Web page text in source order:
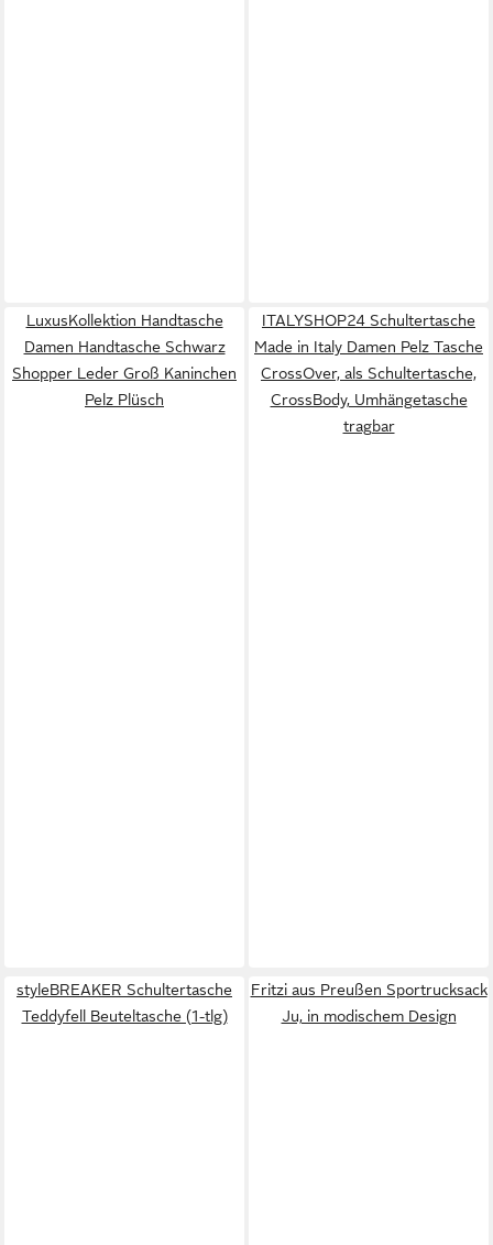
LuxusKollektion Handtasche
Damen Handtasche Schwarz
Shopper Leder Groß Kaninchen
Pelz Plüsch
ITALYSHOP24 Schultertasche
Made in Italy Damen Pelz Tasche
CrossOver, als Schultertasche,
CrossBody, Umhängetasche
tragbar
styleBREAKER Schultertasche
Teddyfell Beuteltasche (1-tlg)
Fritzi aus Preußen Sportrucksack
Ju, in modischem Design